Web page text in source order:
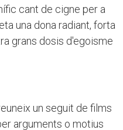
cant de cigne per a
una dona radiant, forta
grans dosis d'egoisme
un seguit de films
arguments o motius